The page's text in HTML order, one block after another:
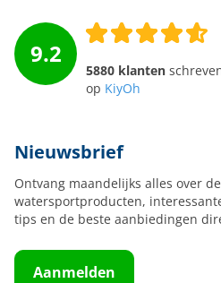
9.2
5880 klanten
op KiyOh
Nieuwsbrief
Ontvang maandelijks alles over
watersportproducten,
tips en de beste aanbiedingen
Aanmelden